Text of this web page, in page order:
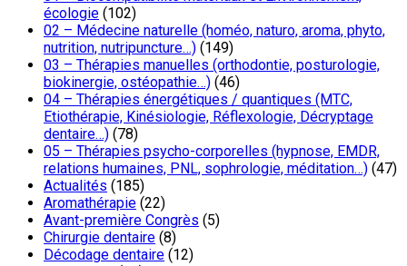
écologie (102)
02 – Médecine naturelle (homéo, naturo, aroma, phyto,
nutrition, nutripuncture…) (149)
03 – Thérapies manuelles (orthodontie, posturologie,
biokinergie, ostéopathie…) (46)
04 – Thérapies énergétiques / quantiques (MTC,
Etiothérapie, Kinésiologie, Réflexologie, Décryptage
dentaire…) (78)
05 – Thérapies psycho-corporelles (hypnose, EMDR,
relations humaines, PNL, sophrologie, méditation…) (47)
Actualités (185)
Aromathérapie (22)
Avant-première Congrès (5)
Chirurgie dentaire (8)
Décodage dentaire (12)